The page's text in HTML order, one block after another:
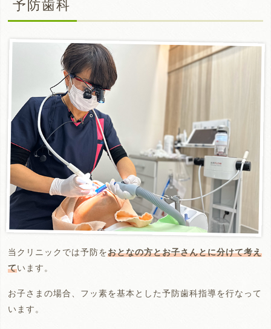
予防歯科
当クリニックでは予防をおとなの方とお子さんとに分けて考え
ています。
お子さまの場合、フッ素を基本とした予防歯科指導を行なって
います。